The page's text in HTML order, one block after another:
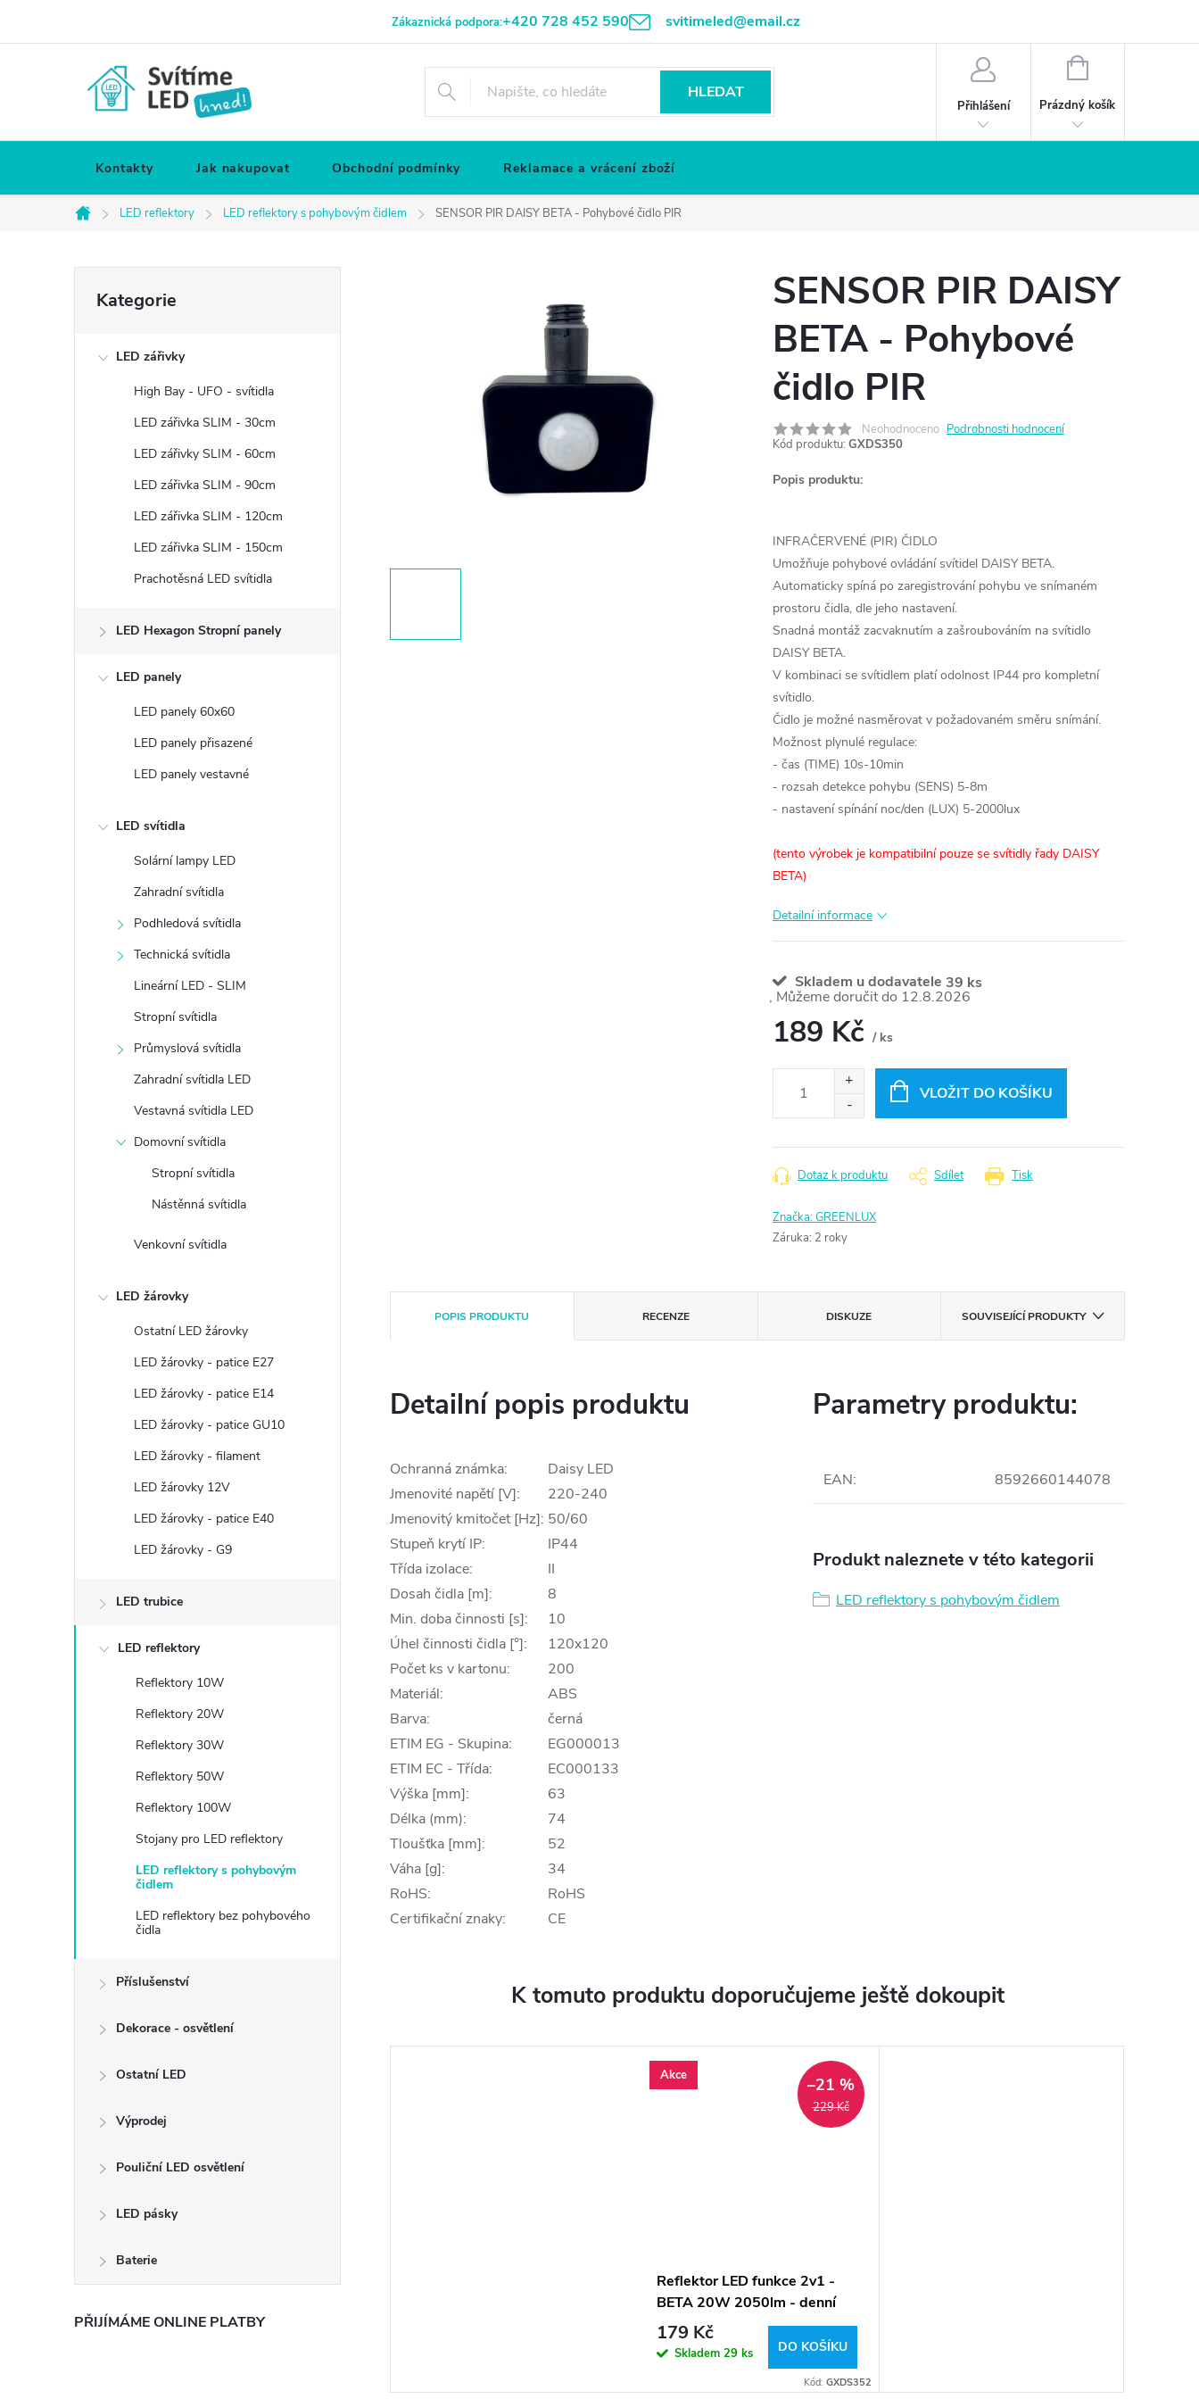
Zákaznická podpora:+420 728 452 590 svitimeled@email.cz
HLEDAT
Přihlášení
NÁKUPNÍ
Prázdný košík
Kontakty Jak nakupovat Obchodní podmínky Reklamace a vrácení zboží
Domů
LED reflektory LED reflektory s pohybovým čidlem SENSOR PIR DAISY BETA - Pohybové čidlo PIR
kategorie
Kategorie
LED zářivky
High Bay - UFO - svítidla
LED zářivka SLIM - 30cm
LED zářivky SLIM - 60cm
LED zářivka SLIM - 90cm
LED zářivka SLIM - 120cm
LED zářivka SLIM - 150cm
Prachotěsná LED svítidla
LED Hexagon Stropní panely
LED panely
LED panely 60x60
LED panely přisazené
LED panely vestavné
LED svítidla
Solární lampy LED
Zahradní svítidla
Podhledová svítidla
Technická svítidla
Lineární LED - SLIM
Stropní svítidla
Průmyslová svítidla
Zahradní svítidla LED
Vestavná svítidla LED
Domovní svítidla
Stropní svítidla
Nástěnná svítidla
Venkovní svítidla
LED žárovky
Ostatní LED žárovky
LED žárovky - patice E27
LED žárovky - patice E14
LED žárovky - patice GU10
LED žárovky - filament
LED žárovky 12V
LED žárovky - patice E40
LED žárovky - G9
LED trubice
LED reflektory
Reflektory 10W
Reflektory 20W
Reflektory 30W
Reflektory 50W
Reflektory 100W
Stojany pro LED reflektory
LED reflektory s pohybovým
čidlem
LED reflektory bez pohybového
čidla
Příslušenství
Dekorace - osvětlení
Ostatní LED
Výprodej
Pouliční LED osvětlení
LED pásky
Baterie
PŘIJÍMÁME ONLINE PLATBY
SENSOR PIR DAISY
BETA - Pohybové
čidlo PIR
Neohodnoceno Podrobnosti hodnocení
Kód produktu: GXDS350
Popis produktu:
INFRAČERVENÉ (PIR) ČIDLO
Umožňuje pohybové ovládání svítidel DAISY BETA.
Automaticky spíná po zaregistrování pohybu ve snímaném
prostoru čidla, dle jeho nastavení.
Snadná montáž zacvaknutím a zašroubováním na svítidlo
DAISY BETA.
V kombinaci se svítidlem platí odolnost IP44 pro kompletní
svítidlo.
Čidlo je možné nasměrovat v požadovaném směru snímání.
Možnost plynulé regulace:
- čas (TIME) 10s-10min
- rozsah detekce pohybu (SENS) 5-8m
- nastavení spínání noc/den (LUX) 5-2000lux
(tento výrobek je kompatibilní pouze se svítidly řady DAISY
BETA)
Detailní informace
Skladem u dodavatele 39 ks
12.8.2026
189 Kč / ks
VLOŽIT DO KOŠÍKU
Tisk
Dotaz k produktu Sdílet
Značka:GREENLUX
Záruka: 2 roky
POPIS PRODUKTU RECENZE DISKUZE SOUVISEJÍCÍ PRODUKTY
Detailní popis produktu
Ochranná známka:
Daisy LED
Jmenovité napětí [V]:
220-240
Jmenovitý kmitočet [Hz]: 50/60
Stupeň krytí IP:
IP44
Třída izolace:
II
Dosah čidla [m]:
8
Min. doba činnosti [s]:
10
Úhel činnosti čidla [°]:
120x120
Počet ks v kartonu:
200
Materiál:
ABS
Barva:
černá
ETIM EG - Skupina:
EG000013
ETIM EC - Třída:
EC000133
Výška [mm]:
63
Délka (mm):
74
Tloušťka [mm]:
52
Váha [g]:
34
RoHS:
RoHS
Certifikační znaky:
CE
Parametry produktu:
EAN: 8592660144078
Produkt naleznete v této kategorii
LED reflektory s pohybovým čidlem
K tomuto produktu doporučujeme ještě dokoupit
Akce
229 Kč
–21 %
Reflektor LED funkce 2v1 -
BETA 20W 2050lm - denní
bílá
179 Kč
Skladem 29 ks DO KOŠÍKU
Kód: GXDS352